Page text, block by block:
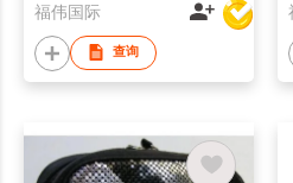
福伟国际
查询